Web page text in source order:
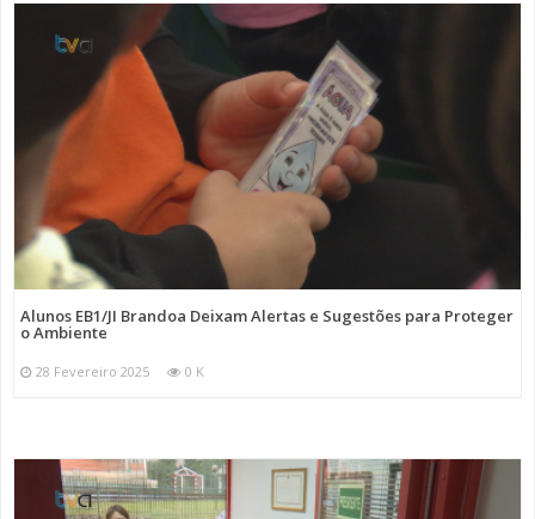
Alunos EB1/JI Brandoa Deixam Alertas e Sugestões para Proteger
o Ambiente
28 Fevereiro 2025 0 K